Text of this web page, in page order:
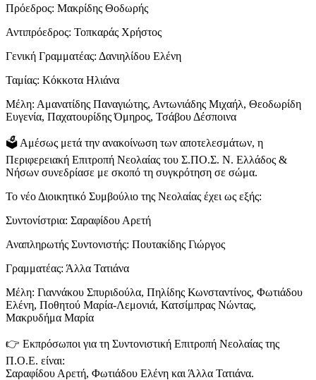
Πρόεδρος: Μακρίδης Θοδωρής
Αντιπρόεδρος: Τοπκαράς Χρήστος
Γενική Γραμματέας: Δανιηλίδου Ελένη
Ταμίας: Κόκκοτα Ηλιάνα
Μέλη: Αμανατίδης Παναγιώτης, Αντωνιάδης Μιχαήλ, Θεοδωρίδη
Ευγενία, Παχατουρίδης Όμηρος, Τσάβου Δέσποινα
🗳 Αμέσως μετά την ανακοίνωση των αποτελεσμάτων, η
Περιφερειακή Επιτροπή Νεολαίας του Σ.ΠΟ.Σ. Ν. Ελλάδος &
Νήσων συνεδρίασε με σκοπό τη συγκρότηση σε σώμα.
Το νέο Διοικητικό Συμβούλιο της Νεολαίας έχει ως εξής:
Συντονίστρια: Σαραφίδου Αρετή
Αναπληρωτής Συντονιστής: Πουτακίδης Γιώργος
Γραμματέας: Άλλα Τατιάνα
Μέλη: Γιαννάκου Σπυριδούλα, Πηλίδης Κωνσταντίνος, Φωτιάδου
Ελένη, Ποθητού Μαρία-Λεμονιά, Κατσίμπρας Νώντας,
Μακρυδήμα Μαρία
👉 Εκπρόσωποι για τη Συντονιστική Επιτροπή Νεολαίας της
Π.Ο.Ε. είναι:
Σαραφίδου Αρετή, Φωτιάδου Ελένη και Άλλα Τατιάνα.